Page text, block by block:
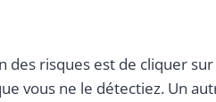
des risques est de cliquer
vous ne le détectiez. Un